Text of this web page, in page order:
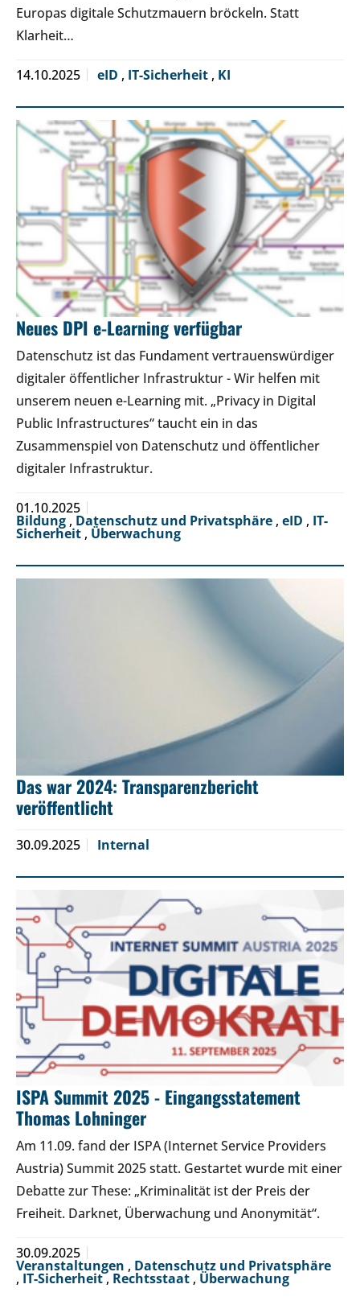
Europas digitale Schutzmauern bröckeln. Statt
Klarheit…
14.10.2025 eID , IT-Sicherheit , KI
Neues DPI e-Learning verfügbar
Datenschutz ist das Fundament vertrauenswürdiger
digitaler öffentlicher Infrastruktur - Wir helfen mit
unserem neuen e-Learning mit. „Privacy in Digital
Public Infrastructures“ taucht ein in das
Zusammenspiel von Datenschutz und öffentlicher
digitaler Infrastruktur.
01.10.2025
Bildung , Datenschutz und Privatsphäre , eID , IT-
Sicherheit , Überwachung
Das war 2024: Transparenzbericht
veröffentlicht
30.09.2025 Internal
ISPA Summit 2025 - Eingangsstatement
Thomas Lohninger
Am 11.09. fand der ISPA (Internet Service Providers
Austria) Summit 2025 statt. Gestartet wurde mit einer
Debatte zur These: „Kriminalität ist der Preis der
Freiheit. Darknet, Überwachung und Anonymität“.
30.09.2025
Veranstaltungen , Datenschutz und Privatsphäre
, IT-Sicherheit, Rechtsstaat , Überwachung